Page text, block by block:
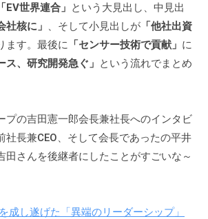
「EV世界連合」 という大見出し、中見出
社核に」 、そして小見出しが 「他社出資
ます。最後に 「センサー技術で貢献」 に
ス、研究開発急ぐ」 という流れでまとめ
プの吉田憲一郎会長兼社長へのインタビ
社長兼CEO、そして会長であったの平井
田さんを後継者にしたことがすごいな～
成し遂げた「異端のリーダーシップ」